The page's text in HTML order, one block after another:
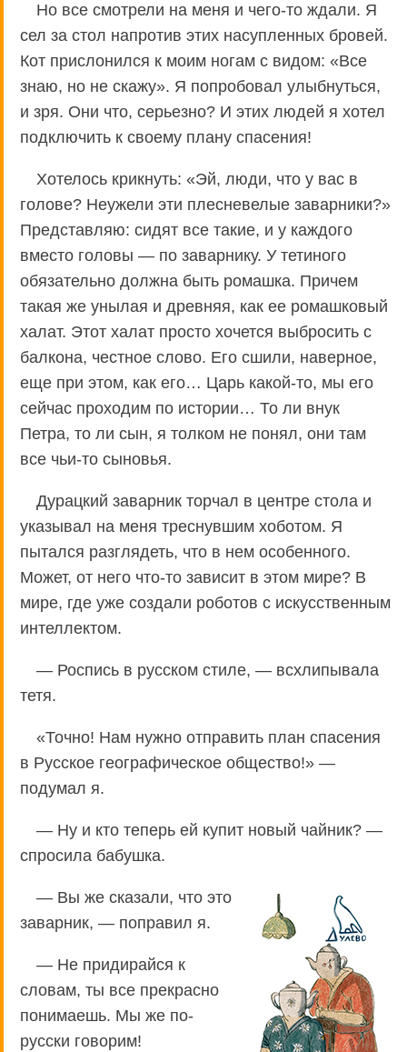
Но все смотрели на меня и чего-то ждали. Я
сел за стол напротив этих насупленных бровей.
Кот прислонился к моим ногам с видом: «Все
знаю, но не скажу». Я попробовал улыбнуться,
и зря. Они что, серьезно? И этих людей я хотел
подключить к своему плану спасения!
Хотелось крикнуть: «Эй, люди, что у вас в
голове? Неужели эти плесневелые заварники?»
Представляю: сидят все такие, и у каждого
вместо головы — по заварнику. У тетиного
обязательно должна быть ромашка. Причем
такая же унылая и древняя, как ее ромашковый
халат. Этот халат просто хочется выбросить с
балкона, честное слово. Его сшили, наверное,
еще при этом, как его… Царь какой-то, мы его
сейчас проходим по истории… То ли внук
Петра, то ли сын, я толком не понял, они там
все чьи-то сыновья.
Дурацкий заварник торчал в центре стола и
указывал на меня треснувшим хоботом. Я
пытался разглядеть, что в нем особенного.
Может, от него что-то зависит в этом мире? В
мире, где уже создали роботов с искусственным
интеллектом.
— Роспись в русском стиле, — всхлипывала
тетя.
«Точно! Нам нужно отправить план спасения
в Русское географическое общество!» —
подумал я.
— Ну и кто теперь ей купит новый чайник? —
спросила бабушка.
— Вы же сказали, что это
заварник, — поправил я.
— Не придирайся к
словам, ты все прекрасно
понимаешь. Мы же по-
русски говорим!